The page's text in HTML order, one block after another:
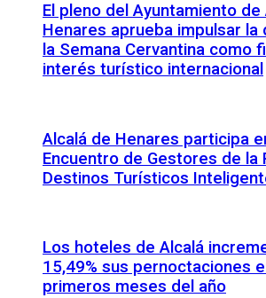
El pleno del Ayuntamiento de
Henares aprueba impulsar la
la Semana Cervantina como
interés turístico internacional
Alcalá de Henares participa
Encuentro de Gestores de la
Destinos Turísticos
Los hoteles de Alcalá
15,49% sus pernoctaciones
primeros meses del año